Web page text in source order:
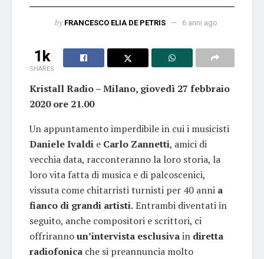
by FRANCESCO ELIA DE PETRIS 6 anni ago
1k
SHARES
Kristall Radio – Milano, giovedì 27 febbraio
2020 ore 21.00
Un appuntamento imperdibile in cui i musicisti
Daniele Ivaldi e Carlo Zannetti, amici di
vecchia data, racconteranno la loro storia, la
loro vita fatta di musica e di palcoscenici,
vissuta come chitarristi turnisti per 40 anni a
fianco di grandi artisti.Entrambi diventati in
seguito, anche compositori e scrittori, ci
offrirannoun’intervista esclusivain diretta
radiofonica che si preannuncia molto